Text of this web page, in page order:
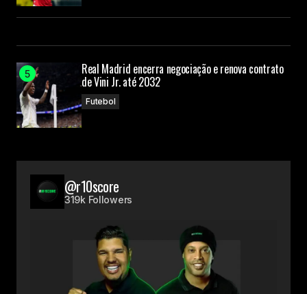
Real Madrid encerra negociação e renova contrato
de Vini Jr. até 2032
Futebol
@r10score
319k Followers